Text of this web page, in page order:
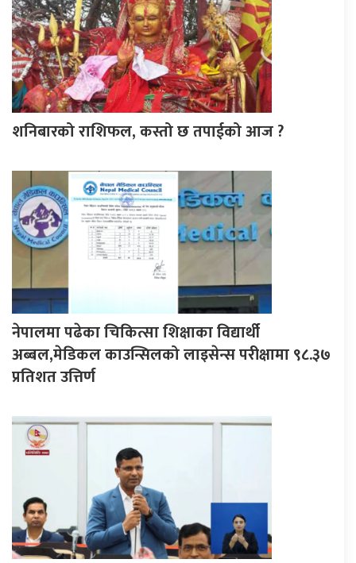
शनिबारको राशिफल, कस्तो छ तपाईको आज ?
नेपालमा पढेका चिकित्सा शिक्षाका विद्यार्थी
अब्बल,मेडिकल काउन्सिलको लाइसेन्स परीक्षामा ९८.३७
प्रतिशत उत्तिर्ण